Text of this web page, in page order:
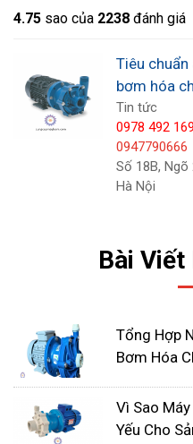
kế với cấu tạo đơn
trì, bảo dưỡng bơm trở
Xem thêm:
Tổng Hợp
Máy Bơm Hóa Chất FTI
4.75 sao của 2238 đánh giá
Tiêu
bơm hóa
Tin tức
0978 492 169
0947790666
Số 18B,
Hà Nội
Bài Viết
Tổng Hợp
Bơm Hóa
Vì Sao
Yếu Cho